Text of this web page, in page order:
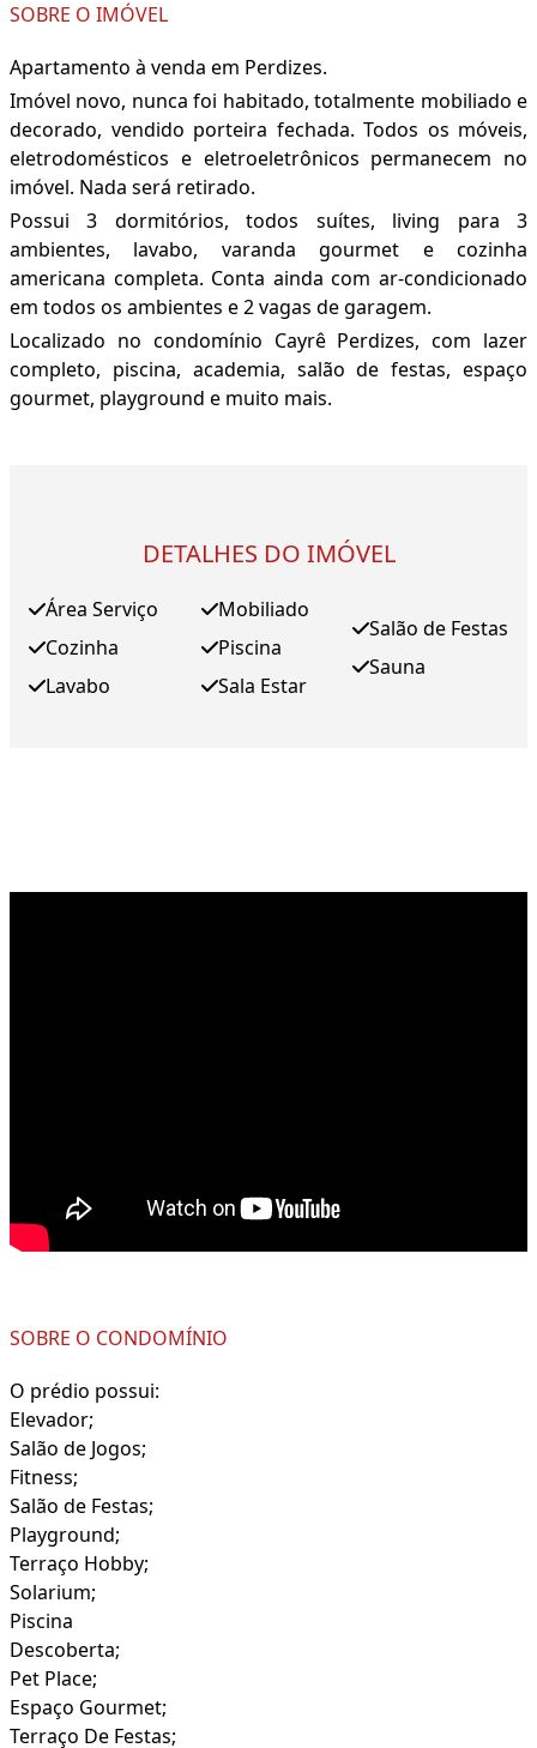
SOBRE O IMÓVEL
Apartamento à venda em Perdizes.
Imóvel novo, nunca foi habitado, totalmente mobiliado e
decorado, vendido porteira fechada. Todos os móveis,
eletrodomésticos e eletroeletrônicos permanecem no
imóvel. Nada será retirado.
Possui 3 dormitórios, todos suítes, living para 3
ambientes, lavabo, varanda gourmet e cozinha
americana completa. Conta ainda com ar-condicionado
em todos os ambientes e 2 vagas de garagem.
Localizado no condomínio Cayrê Perdizes, com lazer
completo, piscina, academia, salão de festas, espaço
gourmet, playground e muito mais.
DETALHES DO IMÓVEL
Área Serviço
Cozinha
Lavabo
Mobiliado
Piscina
Sala Estar
Salão de Festas
Sauna
SOBRE O CONDOMÍNIO
O prédio possui:
Elevador;
Salão de Jogos;
Fitness;
Salão de Festas;
Playground;
Terraço Hobby;
Solarium;
Piscina
Descoberta;
Pet Place;
Espaço Gourmet;
Terraço De Festas;